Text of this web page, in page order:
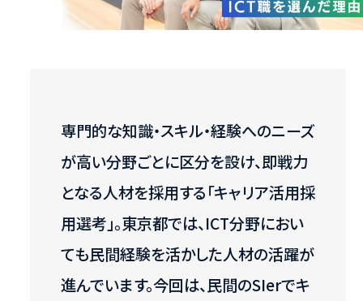
専門的な知識・スキル・経験へのニーズ
が高い分野ごとに区分を設け、即戦力
となる人材を採用する「キャリア活用採
用選考」。東京都では、ICT分野におい
ても民間経験を活かした人材の活躍が
進んでいます。今回は、民間のSIerでキ